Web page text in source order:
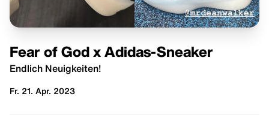
Fear of God x Adidas-Sneaker
Endlich Neuigkeiten!
Fr. 21. Apr. 2023